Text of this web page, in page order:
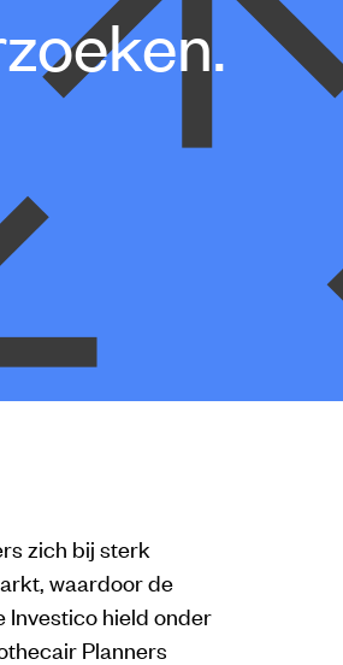
zich bij sterk
waardoor de
Investico hield onder
Planners